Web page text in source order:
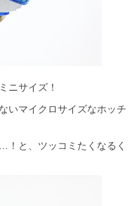
ニサイズ！
いマイクロサイズなホッチ
！と、ツッコミたくなるく